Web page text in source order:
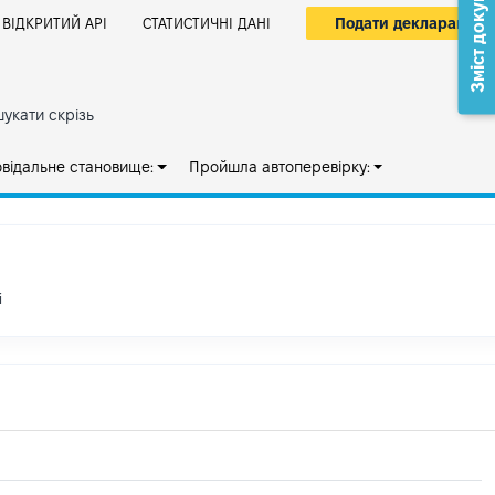
ВІДКРИТИЙ АРІ СТАТИСТИЧНІ ДАНІ Подати декларацію
скрізь
становище: Пройшла автоперевірку: